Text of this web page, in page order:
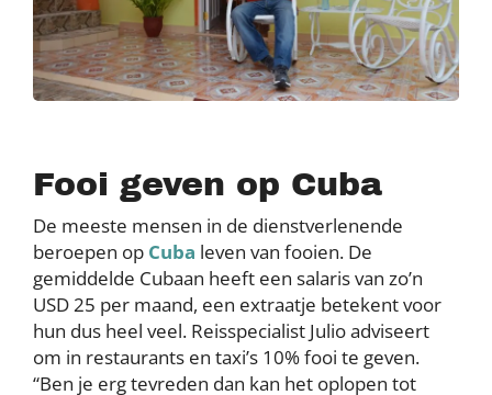
Fooi geven op Cuba
De meeste mensen in de dienstverlenende
beroepen op Cuba leven van fooien. De
gemiddelde Cubaan heeft een salaris van zo’n
USD 25 per maand, een extraatje betekent voor
hun dus heel veel. Reisspecialist Julio adviseert
om in restaurants en taxi’s 10% fooi te geven.
“Ben je erg tevreden dan kan het oplopen tot